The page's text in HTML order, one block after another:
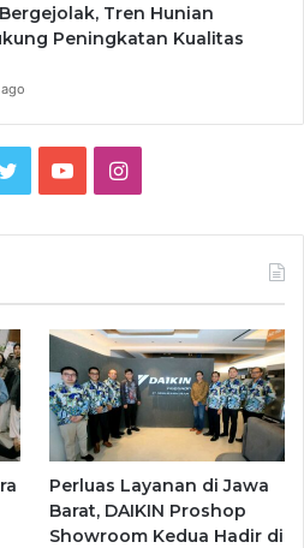
Tren Hunian
Peningkatan Kualitas
TwitterYouTubeInstagram
Perluas Layanan di Jawa
Barat, DAIKIN Proshop
Showroom Kedua Hadir di